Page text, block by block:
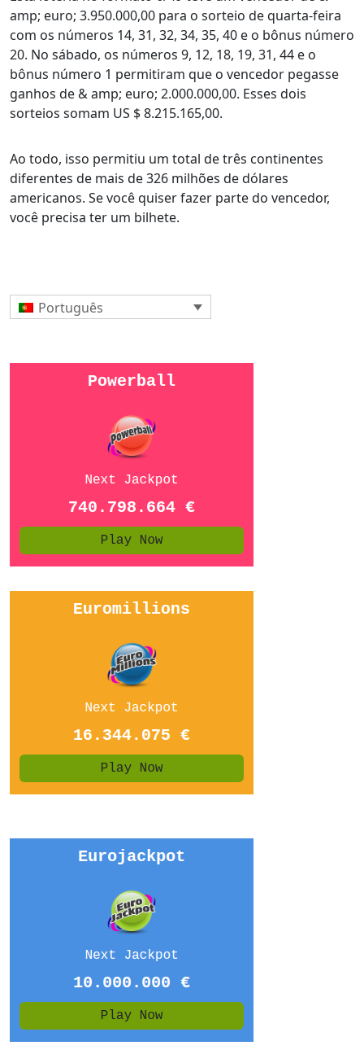
amp; euro; 3.950.000,00 para o sorteio de quarta-feira
com os números 14, 31, 32, 34, 35, 40 e o bônus número
20. No sábado, os números 9, 12, 18, 19, 31, 44 e o
bônus número 1 permitiram que o vencedor pegasse
ganhos de & amp; euro; 2.000.000,00. Esses dois
sorteios somam US $ 8.215.165,00.
Ao todo, isso permitiu um total de três continentes
diferentes de mais de 326 milhões de dólares
americanos. Se você quiser fazer parte do vencedor,
você precisa ter um bilhete.
Português